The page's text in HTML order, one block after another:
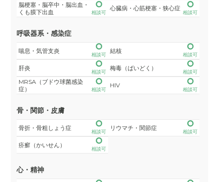
脳梗塞・脳卒中・脳出血・
くも膜下出血
相談可
心臓病・心筋梗塞・狭心症
相談可
呼吸器系・感染症
喘息・気管支炎
相談可
結核
相談可
肝炎
相談可
梅毒（ばいどく）
相談可
MRSA（ブドウ球菌感染
症）
相談可
HIV
相談可
骨・関節・皮膚
骨折・骨粗しょう症
相談可
リウマチ・関節症
相談可
疥癬（かいせん）
相談可
心・精神